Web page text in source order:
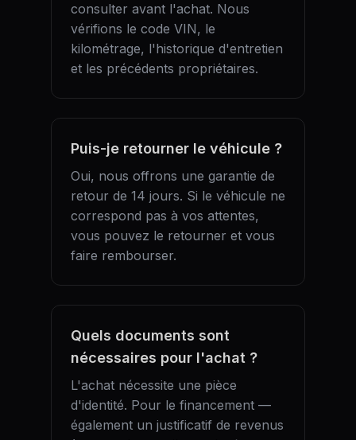
consulter avant l'achat. Nous
vérifions le code VIN, le
kilométrage, l'historique d'entretien
et les précédents propriétaires.
Puis-je retourner le véhicule ?
Oui, nous offrons une garantie de
retour de 14 jours. Si le véhicule ne
correspond pas à vos attentes,
vous pouvez le retourner et vous
faire rembourser.
Quels documents sont
nécessaires pour l'achat ?
L'achat nécessite une pièce
d'identité. Pour le financement —
également un justificatif de revenus